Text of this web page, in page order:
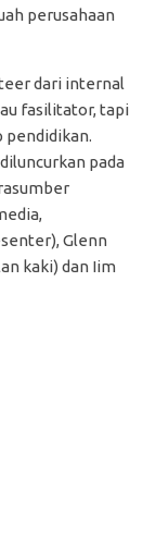
perusahaan
dari internal
fasilitator, tapi
pendidikan.
pada
Glenn
kaki) dan Iim